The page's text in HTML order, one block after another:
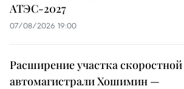
АТЭС-2027
07/08/2026 19:00
Расширение участка скоростной
автомагистрали Хошимин —